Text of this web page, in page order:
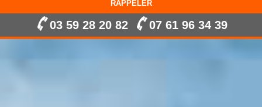
03 59 28 20 82 07 61 96 34 39